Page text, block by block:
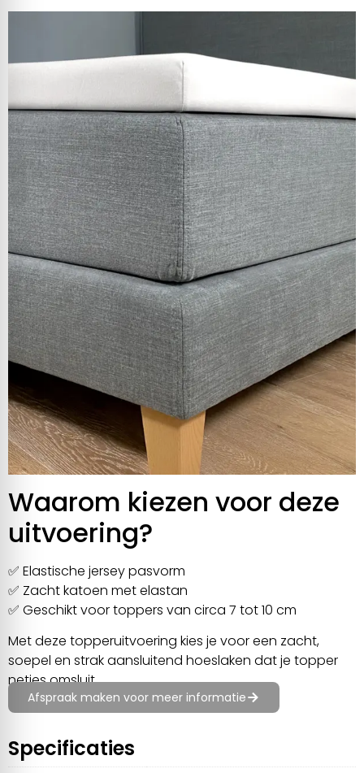
Waarom kiezen voor deze
uitvoering?
✅ Elastische jersey pasvorm
✅ Zacht katoen met elastan
✅ Geschikt voor toppers van circa 7 tot 10 cm
Met deze topperuitvoering kies je voor een zacht,
soepel en strak aansluitend hoeslaken dat je topper
netjes omsluit.
Afspraak maken voor meer informatie
Specificaties